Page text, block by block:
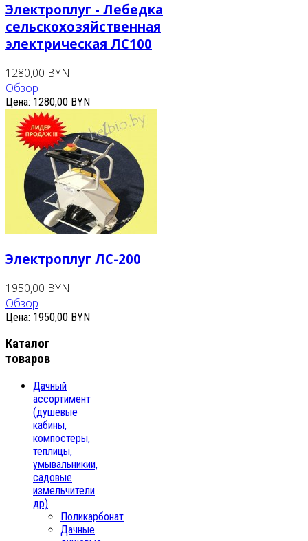
Электроплуг - Лебедка
сельскохозяйственная
электрическая ЛС100
1280,00 BYN
Обзор
Цена: 1280,00 BYN
Электроплуг ЛС-200
1950,00 BYN
Обзор
Цена: 1950,00 BYN
Каталог
товаров
Дачный
ассортимент
(душевые
кабины,
компостеры,
теплицы,
умывальникии,
садовые
измельчители
др)
Поликарбонат
Дачные